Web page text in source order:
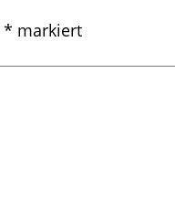
* markiert